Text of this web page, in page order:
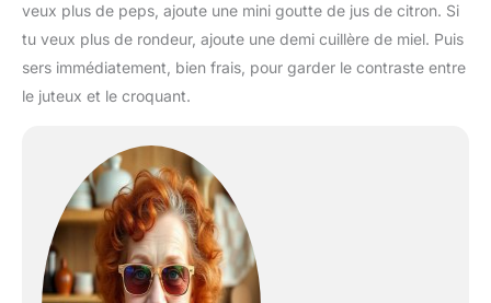
veux plus de peps, ajoute une mini goutte de jus de citron. Si
tu veux plus de rondeur, ajoute une demi cuillère de miel. Puis
sers immédiatement, bien frais, pour garder le contraste entre
le juteux et le croquant.